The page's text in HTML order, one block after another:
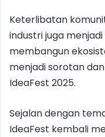
Keterlibatan
industri juga
membangun
menjadi sorotan
IdeaFest 2025.
Sejalan dengan
IdeaFest kembali